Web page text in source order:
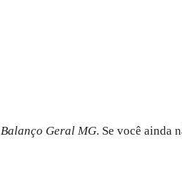
Balanço Geral MG. Se você ainda